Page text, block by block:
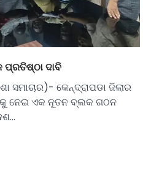
ଦାବି
ସମାଚାର)- କେନ୍ଦ୍ରାପଡା ଜିଲାର
ନେଇ ଏକ ନୂତନ ବ୍ଲକ ଗଠନ